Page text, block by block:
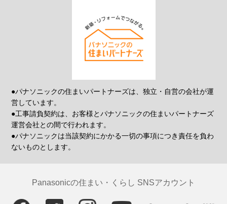
●パナソニックの住まいパートナーズは、独立・自営の会社が運
営しています。
●工事請負契約は、お客様とパナソニックの住まいパートナーズ
運営会社との間で行われます。
●パナソニックは当該契約にかかる一切の事項につき責任を負わ
ないものとします。
Panasonicの住まい・くらし SNSアカウント